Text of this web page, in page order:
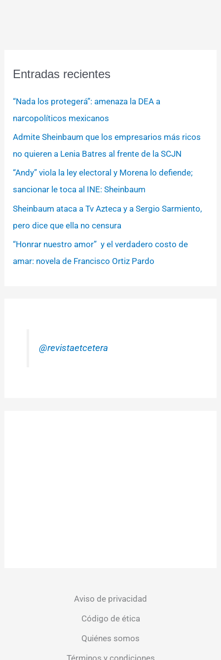
Entradas recientes
“Nada los protegerá”: amenaza la DEA a
narcopolíticos mexicanos
Admite Sheinbaum que los empresarios más ricos
no quieren a Lenia Batres al frente de la SCJN
“Andy” viola la ley electoral y Morena lo defiende;
sancionar le toca al INE: Sheinbaum
Sheinbaum ataca a Tv Azteca y a Sergio Sarmiento,
pero dice que ella no censura
“Honrar nuestro amor” y el verdadero costo de
amar: novela de Francisco Ortiz Pardo
@revistaetcetera
Aviso de privacidad
Código de ética
Quiénes somos